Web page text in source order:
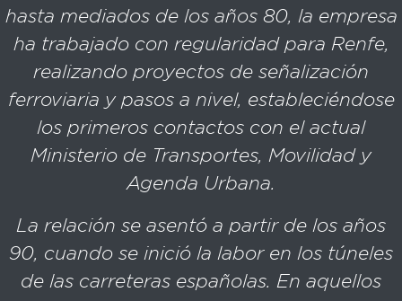
hasta mediados de los años 80, la empresa
ha trabajado con regularidad para Renfe,
realizando proyectos de señalización
ferroviaria y pasos a nivel, estableciéndose
los primeros contactos con el actual
Ministerio de Transportes, Movilidad y
Agenda Urbana.
La relación se asentó a partir de los años
90, cuando se inició la labor en los túneles
de las carreteras españolas. En aquellos